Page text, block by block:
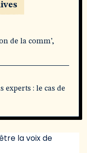
de la comm’,
experts : le cas de